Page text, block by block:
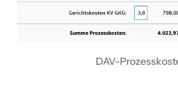
DAV-